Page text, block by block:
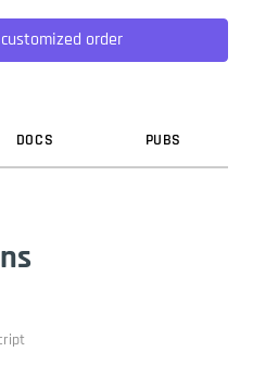
also the leap into electronic
unchanged. It was
the release of Letraset sheets
order
DOCS PUBS